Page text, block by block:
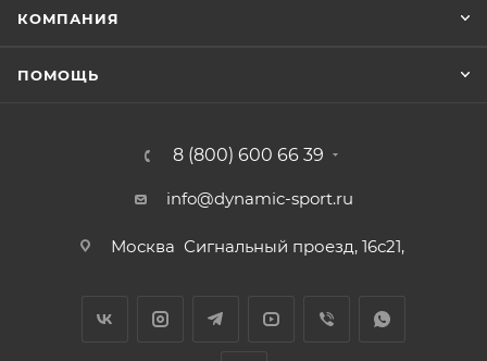
КОМПАНИЯ
ПОМОЩЬ
8 (800) 600 66 39
info@dynamic-sport.ru
Москва Сигнальный проезд, 16с21,